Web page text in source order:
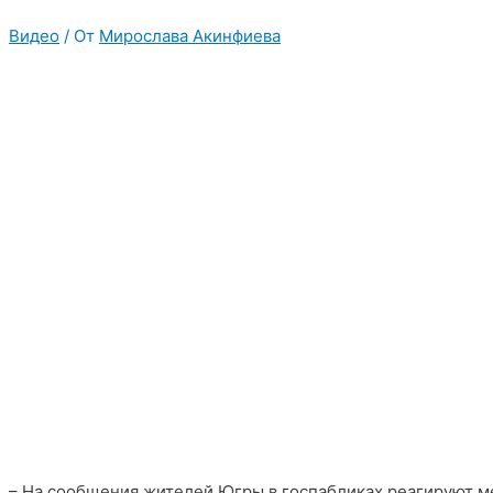
Видео / От Мирослава Акинфиева